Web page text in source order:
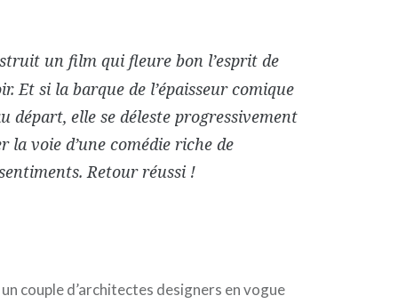
un film qui fleure bon l’esprit de
Et si la barque de l’épaisseur comique
départ, elle se déleste progressivement
voie d’une comédie riche de
Retour réussi !
couple d’architectes designers en vogue